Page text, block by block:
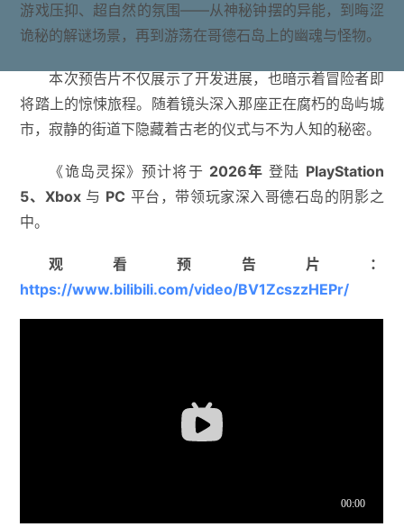
游戏压抑、超自然的氛围——从神秘钟摆的异能，到晦涩
诡秘的解谜场景，再到游荡在哥德石岛上的幽魂与怪物。
本次预告片不仅展示了开发进展，也暗示着冒险者即
将踏上的惊悚旅程。随着镜头深入那座正在腐朽的岛屿城
市，寂静的街道下隐藏着古老的仪式与不为人知的秘密。
《诡岛灵探》预计将于 2026年 登陆 PlayStation
5、Xbox与 PC 平台，带领玩家深入哥德石岛的阴影之
中。
观看预告片：
https://www.bilibili.com/video/BV1ZcszzHEPr/